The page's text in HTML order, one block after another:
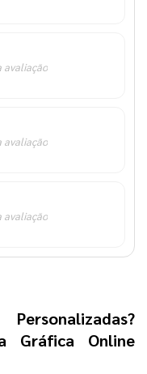
avaliação
avaliação
avaliação
Gráfica Online